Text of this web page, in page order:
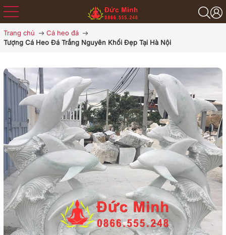
Trang chủ
Cá heo đá
Tượng Cá Heo Đá Trắng Nguyên Khối Đẹp Tại Hà Nội